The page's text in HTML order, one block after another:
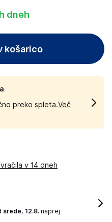
dneh
košarico
preko spleta.Več
v 14 dneh
srede, 12.8. naprej